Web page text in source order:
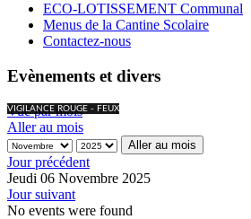
ECO-LOTISSEMENT Communal
Menus de la Cantine Scolaire
Contactez-nous
Evènements et divers
VIGILANCE ROUGE - FEUX
Vue par mois
Aller au mois
Aller au mois
Jour précédent
Jeudi 06 Novembre 2025
Jour suivant
No events were found